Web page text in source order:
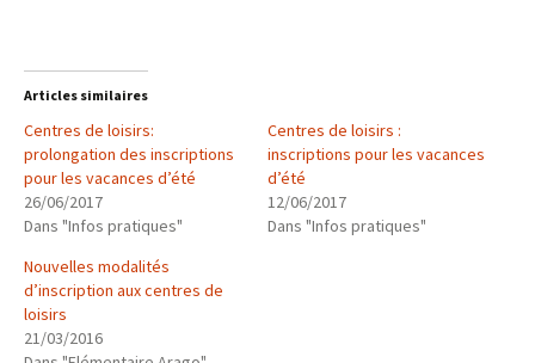
Articles similaires
Centres de loisirs:
prolongation des inscriptions
pour les vacances d’été
26/06/2017
Dans "Infos pratiques"
Centres de loisirs :
inscriptions pour les vacances
d’été
12/06/2017
Dans "Infos pratiques"
Nouvelles modalités
d’inscription aux centres de
loisirs
21/03/2016